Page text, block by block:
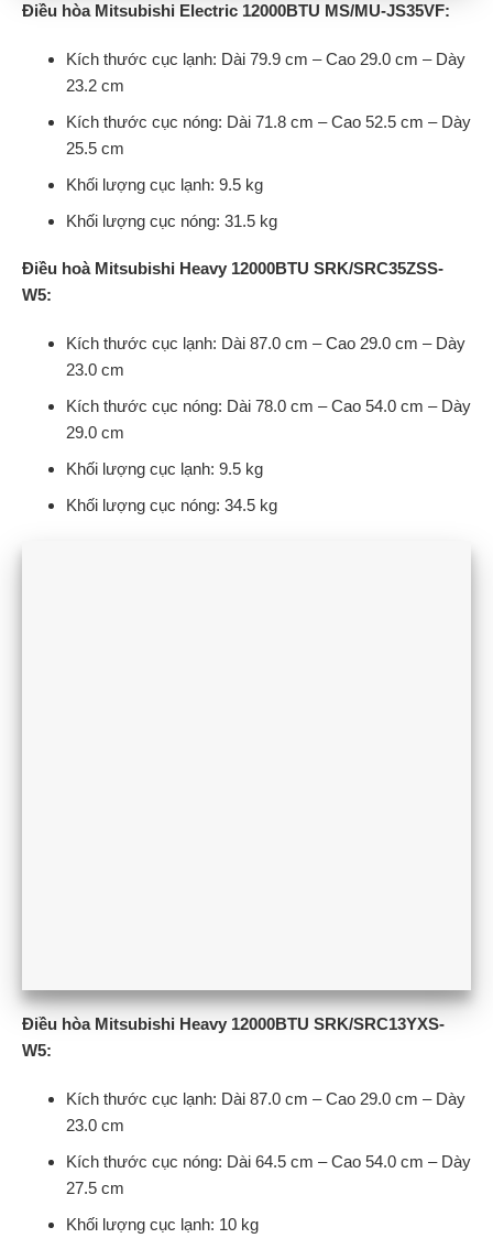
Điều hòa Mitsubishi Electric 12000BTU MS/MU-JS35VF:
Kích thước cục lạnh: Dài 79.9 cm – Cao 29.0 cm – Dày
23.2 cm
Kích thước cục nóng: Dài 71.8 cm – Cao 52.5 cm – Dày
25.5 cm
Khối lượng cục lạnh: 9.5 kg
Khối lượng cục nóng: 31.5 kg
Điều hoà Mitsubishi Heavy 12000BTU SRK/SRC35ZSS-
W5:
Kích thước cục lạnh: Dài 87.0 cm – Cao 29.0 cm – Dày
23.0 cm
Kích thước cục nóng: Dài 78.0 cm – Cao 54.0 cm – Dày
29.0 cm
Khối lượng cục lạnh: 9.5 kg
Khối lượng cục nóng: 34.5 kg
Điều hòa Mitsubishi Heavy 12000BTU SRK/SRC13YXS-
W5:
Kích thước cục lạnh: Dài 87.0 cm – Cao 29.0 cm – Dày
23.0 cm
Kích thước cục nóng: Dài 64.5 cm – Cao 54.0 cm – Dày
27.5 cm
Khối lượng cục lạnh: 10 kg